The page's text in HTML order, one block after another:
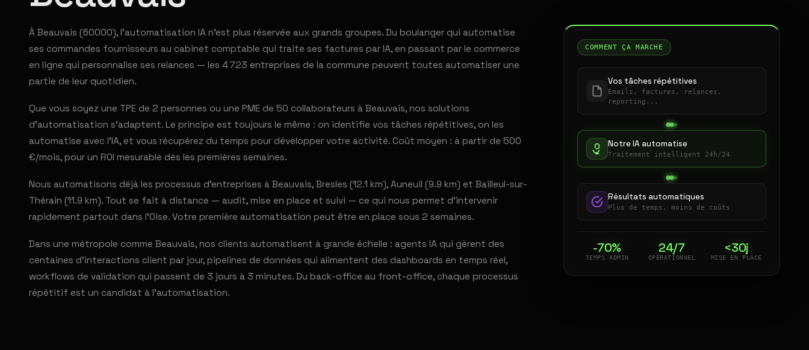
À Beauvais (60000), l'automatisation IA n'est plus réservée aux grands groupes. Du boulanger qui automatise
ses commandes fournisseurs au cabinet comptable qui traite ses factures par IA, en passant par le commerce
en ligne qui personnalise ses relances — les 4 723 entreprises de la commune peuvent toutes automatiser une
partie de leur quotidien.
Que vous soyez une TPE de 2 personnes ou une PME de 50 collaborateurs à Beauvais, nos solutions
d'automatisation s'adaptent. Le principe est toujours le même : on identifie vos tâches répétitives, on les
automatise avec l'IA, et vous récupérez du temps pour développer votre activité. Coût moyen : à partir de 500
€/mois, pour un ROI mesurable dès les premières semaines.
Nous automatisons déjà les processus d'entreprises à Beauvais, Bresles (12.1 km), Auneuil (9.9 km) et Bailleul-sur-
Thérain (11.9 km). Tout se fait à distance — audit, mise en place et suivi — ce qui nous permet d'intervenir
rapidement partout dans l'Oise. Votre première automatisation peut être en place sous 2 semaines.
Dans une métropole comme Beauvais, nos clients automatisent à grande échelle : agents IA qui gèrent des
centaines d'interactions client par jour, pipelines de données qui alimentent des dashboards en temps réel,
workflows de validation qui passent de 3 jours à 3 minutes. Du back-office au front-office, chaque processus
répétitif est un candidat à l'automatisation.
COMMENT ÇA MARCHE
Vos tâches répétitives
Emails, factures, relances,
reporting...
Notre IA automatise
Traitement intelligent 24h/24
Résultats automatiques
Plus de temps, moins de coûts
-70%
TEMPS ADMIN
24/7
OPÉRATIONNEL
<30j
MISE EN PLACE